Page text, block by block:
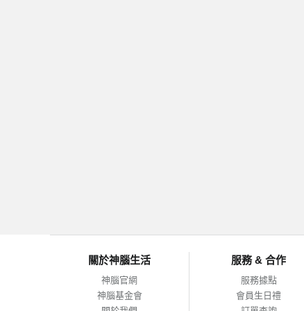
關於神腦生活
神腦官網
神腦基金會
服務 & 合作
服務據點
會員生日禮